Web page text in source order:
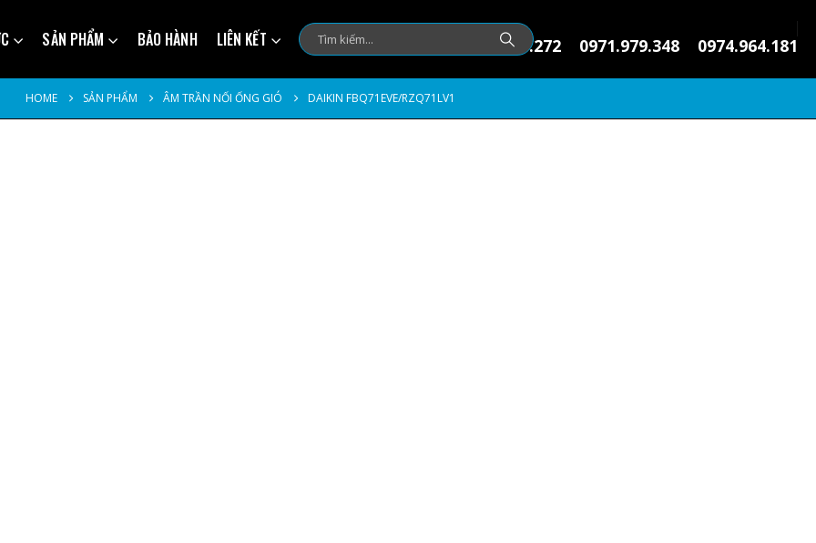
SẢN PHẨM BẢO HÀNH LIÊN KẾT 0974.145.272 0971.979.348 0974.964.181
HOME SẢN PHẨM ÂM TRẦN NỐI ỐNG GIÓ DAIKIN FBQ71EVE/RZQ71LV1